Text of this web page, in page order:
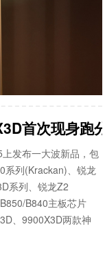
首次现身跑
发布一大波新品，包
系列(Krackan)、锐龙
系列、锐龙Z2
B840主板芯片
、9900X3D两款神